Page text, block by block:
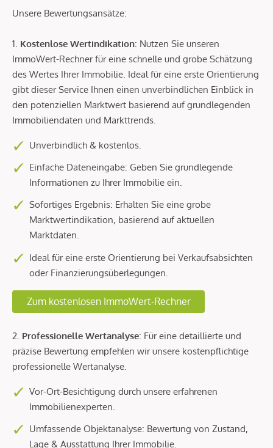
Unsere Bewertungsansätze:
1. Kostenlose Wertindikation: Nutzen Sie unseren
ImmoWert-Rechner für eine schnelle und grobe Schätzung
des Wertes Ihrer Immobilie. Ideal für eine erste Orientierung
gibt dieser Service Ihnen einen unverbindlichen Einblick in
den potenziellen Marktwert basierend auf grundlegenden
Immobiliendaten und Markttrends.
Unverbindlich & kostenlos.
Einfache Dateneingabe: Geben Sie grundlegende
Informationen zu Ihrer Immobilie ein.
Sofortiges Ergebnis: Erhalten Sie eine grobe
Marktwertindikation, basierend auf aktuellen
Marktdaten.
Ideal für eine erste Orientierung bei Verkaufsabsichten
oder Finanzierungsüberlegungen.
Zum kostenlosen ImmoWert-Rechner
2. Professionelle Wertanalyse: Für eine detaillierte und
präzise Bewertung empfehlen wir unsere kostenpflichtige
professionelle Wertanalyse.
Vor-Ort-Besichtigung durch unsere erfahrenen
Immobilienexperten.
Umfassende Objektanalyse: Bewertung von Zustand,
Lage & Ausstattung Ihrer Immobilie.